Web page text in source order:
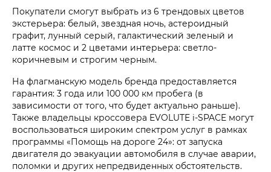
Покупатели смогут выбрать из 6 трендовых цветов
экстерьера: белый, звездная ночь, астероидный
графит, лунный серый, галактический зеленый и
латте космос и 2 цветами интерьера: светло-
коричневым и строгим черным.
На флагманскую модель бренда предоставляется
гарантия: 3 года или 100 000 км пробега (в
зависимости от того, что будет актуально раньше).
Также владельцы кроссовера EVOLUTE i‑SPACE могут
воспользоваться широким спектром услуг в рамках
программы «Помощь на дороге 24»: от запуска
двигателя до эвакуации автомобиля в случае аварии,
поломки и других непредвиденных обстоятельств.